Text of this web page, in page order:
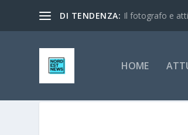
DI TENDENZA: Il fotografo e
HOME